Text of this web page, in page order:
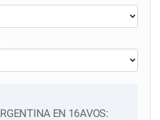
EN 16AVOS: